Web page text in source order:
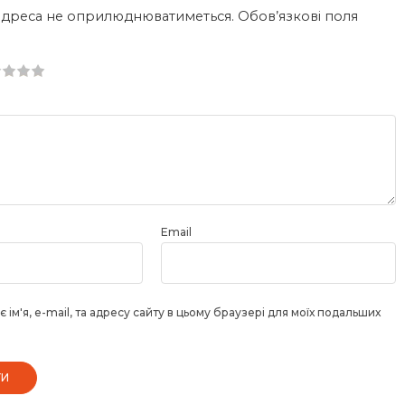
не оприлюднюватиметься. Обов’язкові поля
Email
ім'я, e-mail, та адресу сайту в цьому браузері для моїх подальших